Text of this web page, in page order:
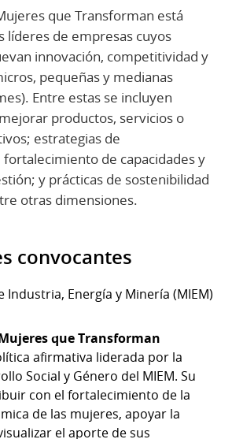
que Transforman está
líderes de empresas cuyos
innovación, competitividad y
pequeñas y medianas
Entre estas se incluyen
productos, servicios o
estrategias de
de capacidades y
y prácticas de sostenibilidad
otras dimensiones.
convocantes
Industria, Energía y Minería (MIEM)
que Transforman
afirmativa liderada por la
Social y Género del MIEM. Su
con el fortalecimiento de la
de las mujeres, apoyar la
el aporte de sus